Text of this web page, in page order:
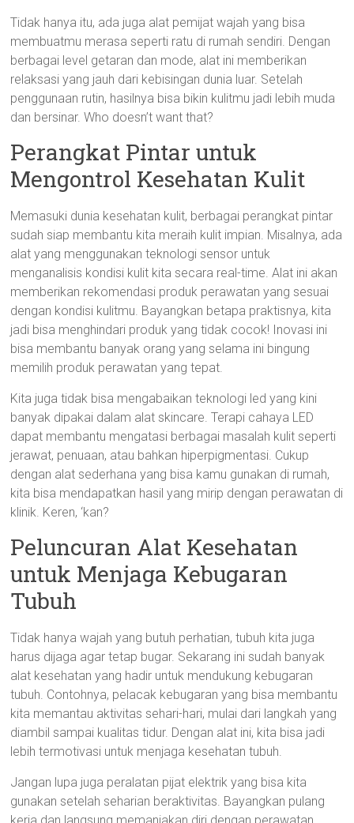
Tidak hanya itu, ada juga alat pemijat wajah yang bisa
membuatmu merasa seperti ratu di rumah sendiri. Dengan
berbagai level getaran dan mode, alat ini memberikan
relaksasi yang jauh dari kebisingan dunia luar. Setelah
penggunaan rutin, hasilnya bisa bikin kulitmu jadi lebih muda
dan bersinar. Who doesn’t want that?
Perangkat Pintar untuk
Mengontrol Kesehatan Kulit
Memasuki dunia kesehatan kulit, berbagai perangkat pintar
sudah siap membantu kita meraih kulit impian. Misalnya, ada
alat yang menggunakan teknologi sensor untuk
menganalisis kondisi kulit kita secara real-time. Alat ini akan
memberikan rekomendasi produk perawatan yang sesuai
dengan kondisi kulitmu. Bayangkan betapa praktisnya, kita
jadi bisa menghindari produk yang tidak cocok! Inovasi ini
bisa membantu banyak orang yang selama ini bingung
memilih produk perawatan yang tepat.
Kita juga tidak bisa mengabaikan teknologi led yang kini
banyak dipakai dalam alat skincare. Terapi cahaya LED
dapat membantu mengatasi berbagai masalah kulit seperti
jerawat, penuaan, atau bahkan hiperpigmentasi. Cukup
dengan alat sederhana yang bisa kamu gunakan di rumah,
kita bisa mendapatkan hasil yang mirip dengan perawatan di
klinik. Keren, ‘kan?
Peluncuran Alat Kesehatan
untuk Menjaga Kebugaran
Tubuh
Tidak hanya wajah yang butuh perhatian, tubuh kita juga
harus dijaga agar tetap bugar. Sekarang ini sudah banyak
alat kesehatan yang hadir untuk mendukung kebugaran
tubuh. Contohnya, pelacak kebugaran yang bisa membantu
kita memantau aktivitas sehari-hari, mulai dari langkah yang
diambil sampai kualitas tidur. Dengan alat ini, kita bisa jadi
lebih termotivasi untuk menjaga kesehatan tubuh.
Jangan lupa juga peralatan pijat elektrik yang bisa kita
gunakan setelah seharian beraktivitas. Bayangkan pulang